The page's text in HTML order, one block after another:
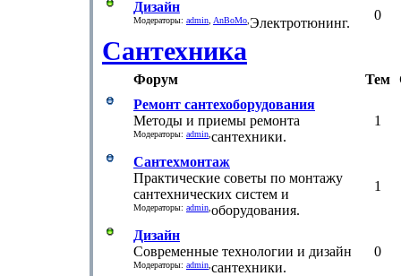
Дизайн
Электротюнинг.
Модераторы: admin AnBoMo 0
Сантехника
Форум Тем
Ремонт сантехоборудования
Методы и приемы ремонта
сантехники.
Модераторы: admin
1
Сантехмонтаж
Практические советы по монтажу
сантехнических систем и
оборудования.
Модераторы: admin
1
Дизайн
Современные технологии и дизайн
сантехники.
Модераторы: admin
0